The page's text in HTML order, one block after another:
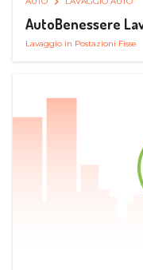
AutoBenessere
Lavaggio in Postazioni Fisse